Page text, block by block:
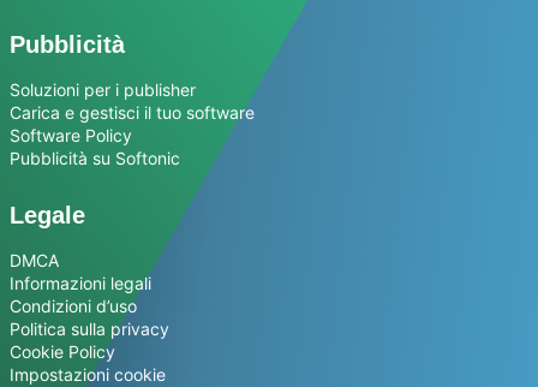
Pubblicità
Soluzioni per i publisher
Carica e gestisci il tuo software
Software Policy
Pubblicità su Softonic
Legale
DMCA
Informazioni legali
Condizioni d’uso
Politica sulla privacy
Cookie Policy
Impostazioni cookie